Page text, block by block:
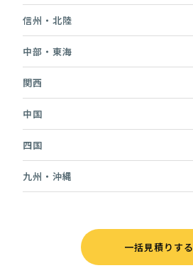
信州・北陸
中部・東海
関西
中国
四国
九州・沖縄
一括見積りする